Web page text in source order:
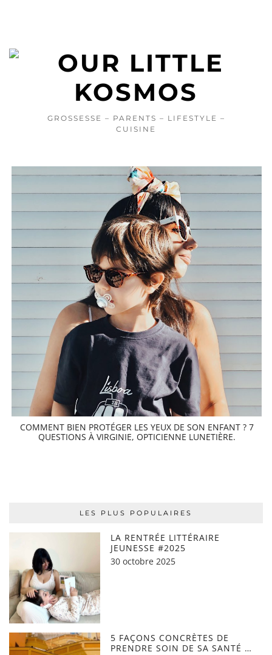
GROSSESSE – PARENTS – LIFESTYLE –
CUISINE
COMMENT BIEN PROTÉGER LES YEUX DE SON ENFANT ? 7
QUESTIONS À VIRGINIE, OPTICIENNE LUNETIÈRE.
LES PLUS POPULAIRES
LA RENTRÉE LITTÉRAIRE
JEUNESSE #2025
30 octobre 2025
5 FAÇONS CONCRÈTES DE
PRENDRE SOIN DE SA SANTÉ …